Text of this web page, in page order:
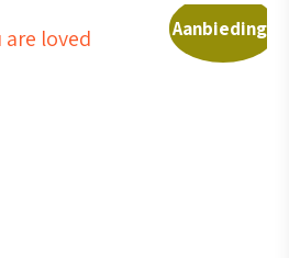
Aanbieding!